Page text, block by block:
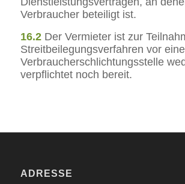
Verbraucher beteiligt ist.
16.2 Der Vermieter ist zur
Streitbeilegungsverfahren vor
Verbraucherschlichtungsstelle
verpflichtet noch bereit.
ADRESSE